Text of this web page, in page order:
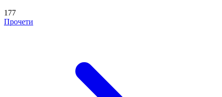
177
Прочети